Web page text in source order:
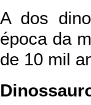
A dos
época da
de 10 mil